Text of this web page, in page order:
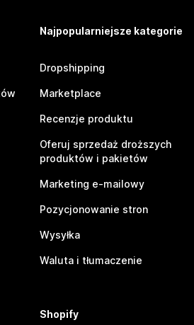
Najpopularniejsze kategorie
Dropshipping
Marketplace
Recenzje produktu
Oferuj sprzedaż droższych
produktów i pakietów
Marketing e-mailowy
Pozycjonowanie stron
Wysyłka
Waluta i tłumaczenie
Shopify